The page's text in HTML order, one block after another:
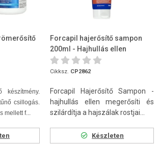
készítmény.
csillogás.
mellett f...
Forcapil hajerősítő sampon
200ml - Hajhullás ellen
Cikksz. CP2862
Forcapil Hajerősítő Sampon -
hajhullás ellen megerősíti és
szilárdítja a hajszálak rostjai...
Készleten